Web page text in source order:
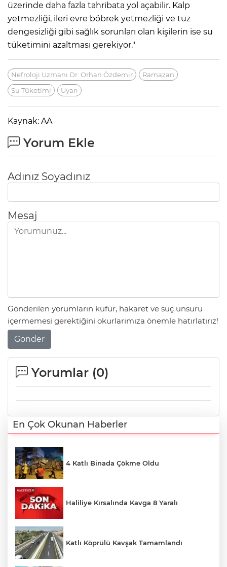
üzerinde daha fazla tahribata yol açabilir. Kalp
yetmezliği, ileri evre böbrek yetmezliği ve tuz
dengesizliği gibi sağlık sorunları olan kişilerin ise su
tüketimini azaltması gerekiyor."
Nefroloji Uzmanı Dr. Orhan Özdemir
Ramazan
Su Tüketimi
Uyarı
Kaynak: AA
Yorum Ekle
Adınız Soyadınız
Mesaj
Gönderilen yorumların küfür, hakaret ve suç unsuru
içermemesi gerektiğini okurlarımıza önemle hatırlatırız!
Gönder
Yorumlar (0)
En Çok Okunan Haberler
4 Katlı Binada Çökme Oldu
Haliliye Kırsalında Kavga 8 Yaralı
Katlı Köprülü Kavşak Tamamlandı